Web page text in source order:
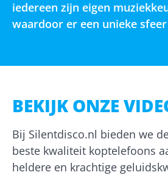
iedereen zijn eigen
waardoor er een unieke
BEKIJK ONZE
Bij Silentdisco.nl bieden we
beste kwaliteit koptelefoons
heldere en krachtige